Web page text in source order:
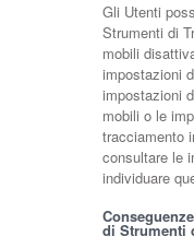
Gli Utenti
Strumenti di
mobili
impostazioni
impostazioni
mobili o le
tracciamento
consultare le
individuare
di Strumenti